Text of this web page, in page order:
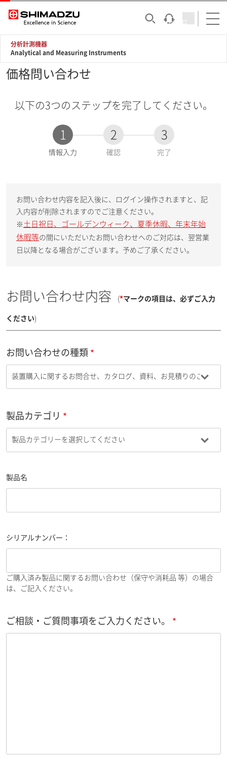
分析計測機器
Analytical and Measuring Instruments
価格問い合わせ
以下の3つのステップを完了してください。
1
現
情報入力
2
確認
3
完了
お問い合わせ内容を記入後に、ログイン操作されますと、記
入内容が削除されますのでご注意ください。
※ 土日祝日、ゴールデンウィーク、夏季休暇、年末年始
休暇等の間にいただいたお問い合わせへのご対応は、翌営業
日以降となる場合がございます。予めご了承ください。
お問い合わせ内容 (*マークの項目は、必ずご入力
ください)
お問い合わせの種類
製品カテゴリ
製品名
シリアルナンバー：
ご購入済み製品に関するお問い合わせ（保守や消耗品 等）の場合
は、ご記入ください。
ご相談・ご質問事項をご入力ください。